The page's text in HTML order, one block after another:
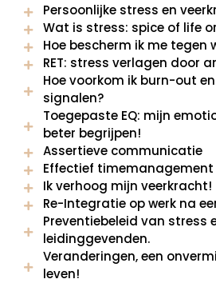
Persoonlijke stress en
Wat is stress: spice of life
Hoe bescherm ik me tegen
RET: stress verlagen door
Hoe voorkom ik burn-out
signalen?
Toegepaste EQ: mijn
beter begrijpen!
Assertieve communicatie
Effectief timemanagement
Ik verhoog mijn veerkracht!
Re-Integratie op werk na
Preventiebeleid van stress
leidinggevenden.
Veranderingen, een
leven!